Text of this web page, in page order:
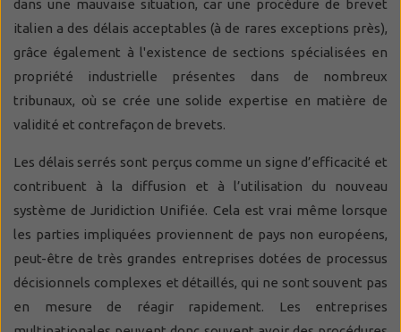
dans une mauvaise situation, car une procédure de brevet
italien a des délais acceptables (à de rares exceptions près),
grâce également à l'existence de sections spécialisées en
propriété industrielle présentes dans de nombreux
tribunaux, où se crée une solide expertise en matière de
validité et contrefaçon de brevets.
Les délais serrés sont perçus comme un signe d’efficacité et
contribuent à la diffusion et à l’utilisation du nouveau
système de Juridiction Unifiée. Cela est vrai même lorsque
les parties impliquées proviennent de pays non européens,
peut-être de très grandes entreprises dotées de processus
décisionnels complexes et détaillés, qui ne sont souvent pas
en mesure de réagir rapidement. Les entreprises